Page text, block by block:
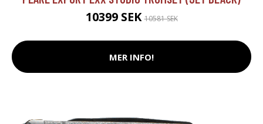
10399 SEK10581 SEK
MER INFO!